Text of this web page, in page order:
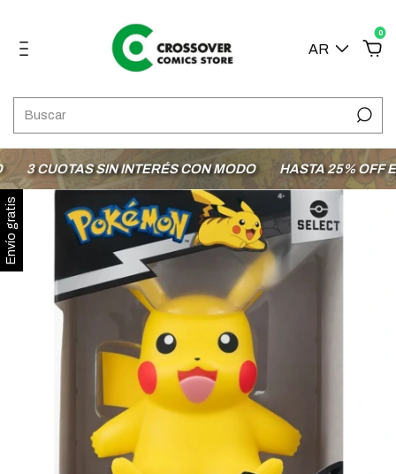
AR
0
3 CUOTAS SIN INTERÉS CON MODO HASTA 25% OFF EN
Envío gratis